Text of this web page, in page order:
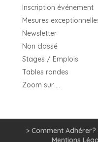
Inscription événement
Mesures
Newsletter
Non classé
Stages / Emplois
Tables rondes
Zoom sur …
> Comment Adhérer?
Mentions